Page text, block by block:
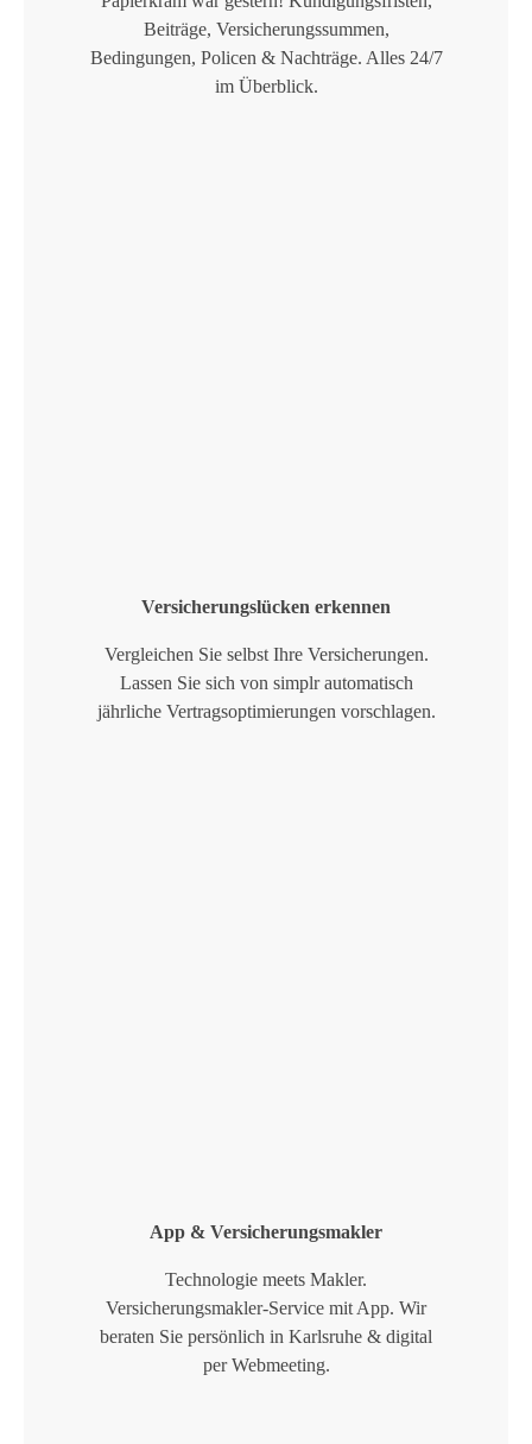
Beiträge, Versicherungssummen,
Bedingungen, Policen & Nachträge. Alles 24/7
im Überblick.
Versicherungslücken erkennen
Vergleichen Sie selbst Ihre Versicherungen.
Lassen Sie sich von simplr automatisch
jährliche Vertragsoptimierungen vorschlagen.
App & Versicherungsmakler
Technologie meets Makler.
Versicherungsmakler-Service mit App. Wir
beraten Sie persönlich in Karlsruhe & digital
per Webmeeting.